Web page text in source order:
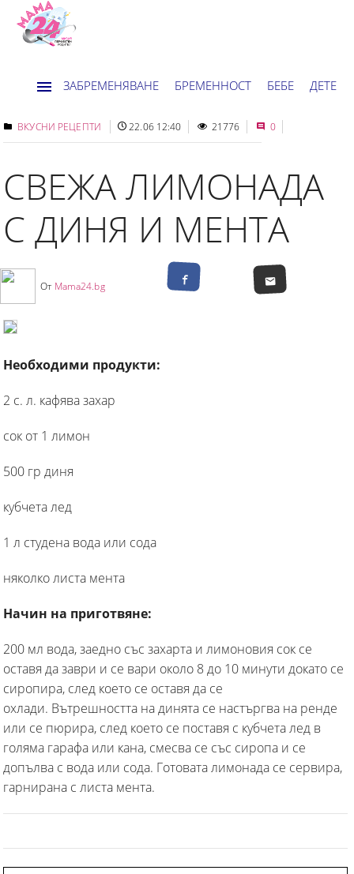
ЗАБРЕМЕНЯВАНЕ БРЕМЕННОСТ БЕБЕ ДЕТЕ
ДОМ НОВИНИ ХОРОСКОП
ВКУСНИ РЕЦЕПТИ 22.06 12:40 21776 0
СВЕЖА ЛИМОНАДА
С ДИНЯ И МЕНТА
От Mama24.bg
Необходими продукти:
2 с. л. кафява захар
сок от 1 лимон
500 гр диня
кубчета лед
1 л студена вода или сода
няколко листа мента
Начин на приготвяне:
200 мл вода, заедно със захарта и лимоновия сок се
оставя да заври и се вари около 8 до 10 минути докато се
сиропира, след което се оставя да се
охлади. Вътрешността на динята се настъргва на ренде
или се пюрира, след което се поставя с кубчета лед в
голяма гарафа или кана, смесва се със сиропа и се
допълва с вода или сода. Готовата лимонада се сервира,
гарнирана с листа мента.